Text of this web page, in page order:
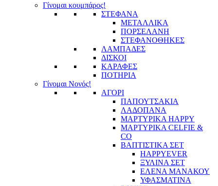
Γίνομαι κουμπάρος!
ΣΤΕΦΑΝΑ
ΜΕΤΑΛΛΙΚΑ
ΠΟΡΣΕΛΑΝΗ
ΣΤΕΦΑΝΟΘΗΚΕΣ
ΛΑΜΠΑΔΕΣ
ΔΙΣΚΟΙ
ΚΑΡΑΦΕΣ
ΠΟΤΗΡΙΑ
Γίνομαι Νονός!
ΑΓΟΡΙ
ΠΑΠΟΥΤΣΑΚΙΑ
ΛΑΔΟΠΑΝΑ
ΜΑΡΤΥΡΙΚΑ HAPPY
ΜΑΡΤΥΡΙΚΑ CELFIE &
CO
ΒΑΠΤΙΣΤΙΚΑ ΣΕΤ
HAPPYEVER
ΞΥΛΙΝΑ ΣΕΤ
ΕΛΕΝΑ ΜΑΝΑΚΟΥ
ΥΦΑΣΜΑΤΙΝΑ